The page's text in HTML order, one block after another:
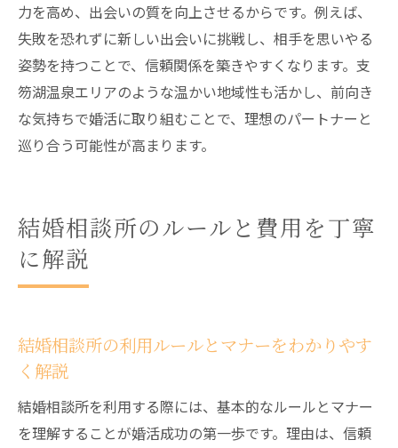
力を高め、出会いの質を向上させるからです。例えば、
失敗を恐れずに新しい出会いに挑戦し、相手を思いやる
姿勢を持つことで、信頼関係を築きやすくなります。支
笏湖温泉エリアのような温かい地域性も活かし、前向き
な気持ちで婚活に取り組むことで、理想のパートナーと
巡り合う可能性が高まります。
結婚相談所のルールと費用を丁寧
に解説
結婚相談所の利用ルールとマナーをわかりやす
く解説
結婚相談所を利用する際には、基本的なルールとマナー
を理解することが婚活成功の第一歩です。理由は、信頼